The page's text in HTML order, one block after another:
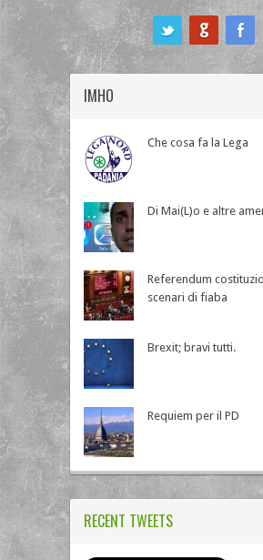
IMHO
Che cosa fa la Lega
Di Mai(L)o e altre
Referendum
scenari di fiaba
Brexit; bravi tutti.
Requiem per il PD
RECENT TWEETS